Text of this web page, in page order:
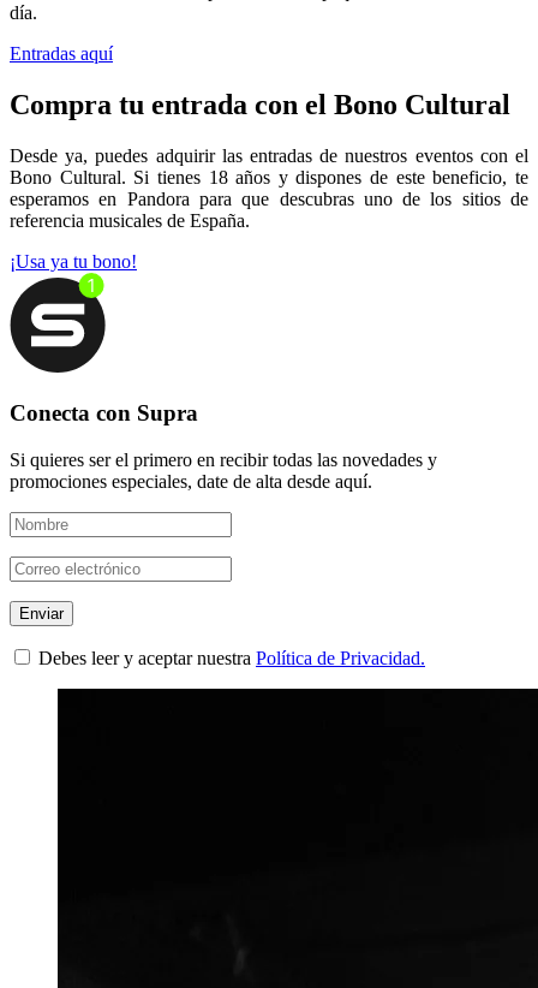
día.
Entradas aquí
Compra tu entrada con el Bono Cultural
Desde ya, puedes adquirir las entradas de nuestros eventos con el
Bono Cultural. Si tienes 18 años y dispones de este beneficio, te
esperamos en Pandora para que descubras uno de los sitios de
referencia musicales de España.
¡Usa ya tu bono!
Conecta con Supra
Si quieres ser el primero en recibir todas las novedades y
promociones especiales, date de alta desde aquí.
Debes leer y aceptar nuestra Política de Privacidad.